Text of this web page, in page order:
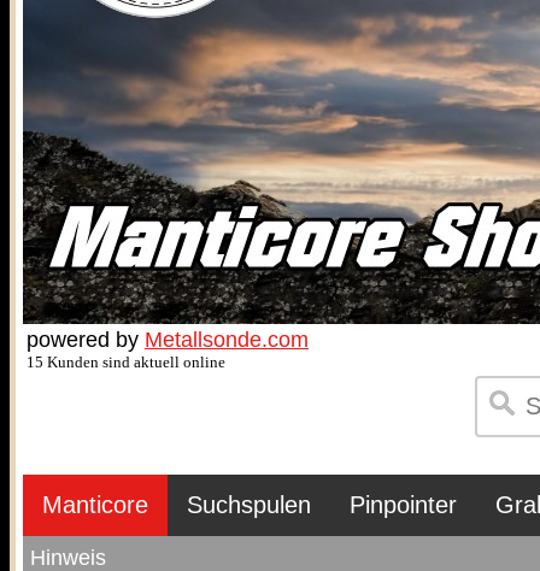
powered by Metallsonde.com
15 Kunden sind aktuell online
Manticore Suchspulen Pinpointer
Hinweis